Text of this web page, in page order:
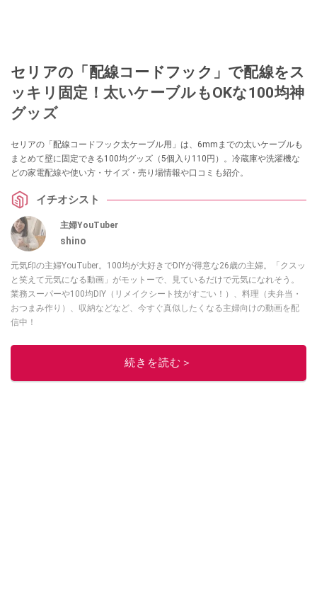
セリアの「配線コードフック」で配線をス
ッキリ固定！太いケーブルもOKな100均神
グッズ
セリアの「配線コードフック太ケーブル用」は、6mmまでの太いケーブルも
まとめて壁に固定できる100均グッズ（5個入り110円）。冷蔵庫や洗濯機な
どの家電配線や使い方・サイズ・売り場情報や口コミも紹介。
イチオシスト
主婦YouTuber
shino
元気印の主婦YouTuber。100均が大好きでDIYが得意な26歳の主婦。「クスッ
と笑えて元気になる動画」がモットーで、見ているだけで元気になれそう。
業務スーパーや100均DIY（リメイクシート技がすごい！）、料理（夫弁当・
おつまみ作り）、収納などなど、今すぐ真似したくなる主婦向けの動画を配
信中！
このイチオシストの他の記事を読む
続きを読む＞